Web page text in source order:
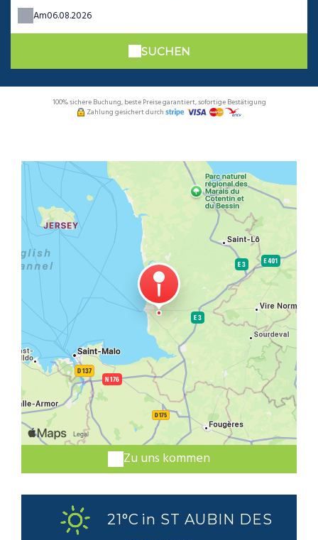
Am
SUCHEN
100% sichere Buchung, beste Preise garantiert, sofortige Bestätigung
Zahlung gesichert durch
Zu uns kommen
21°C in ST AUBIN DES